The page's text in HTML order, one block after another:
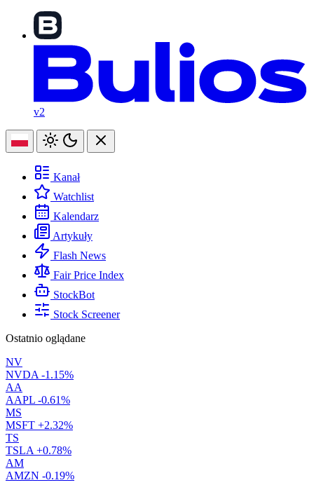
v2
Kanał
Watchlist
Kalendarz
Artykuły
Flash News
Fair Price Index
StockBot
Stock Screener
Ostatnio oglądane
NV
NVDA -1.15%
AA
AAPL -0.61%
MS
MSFT +2.32%
TS
TSLA +0.78%
AM
AMZN -0.19%